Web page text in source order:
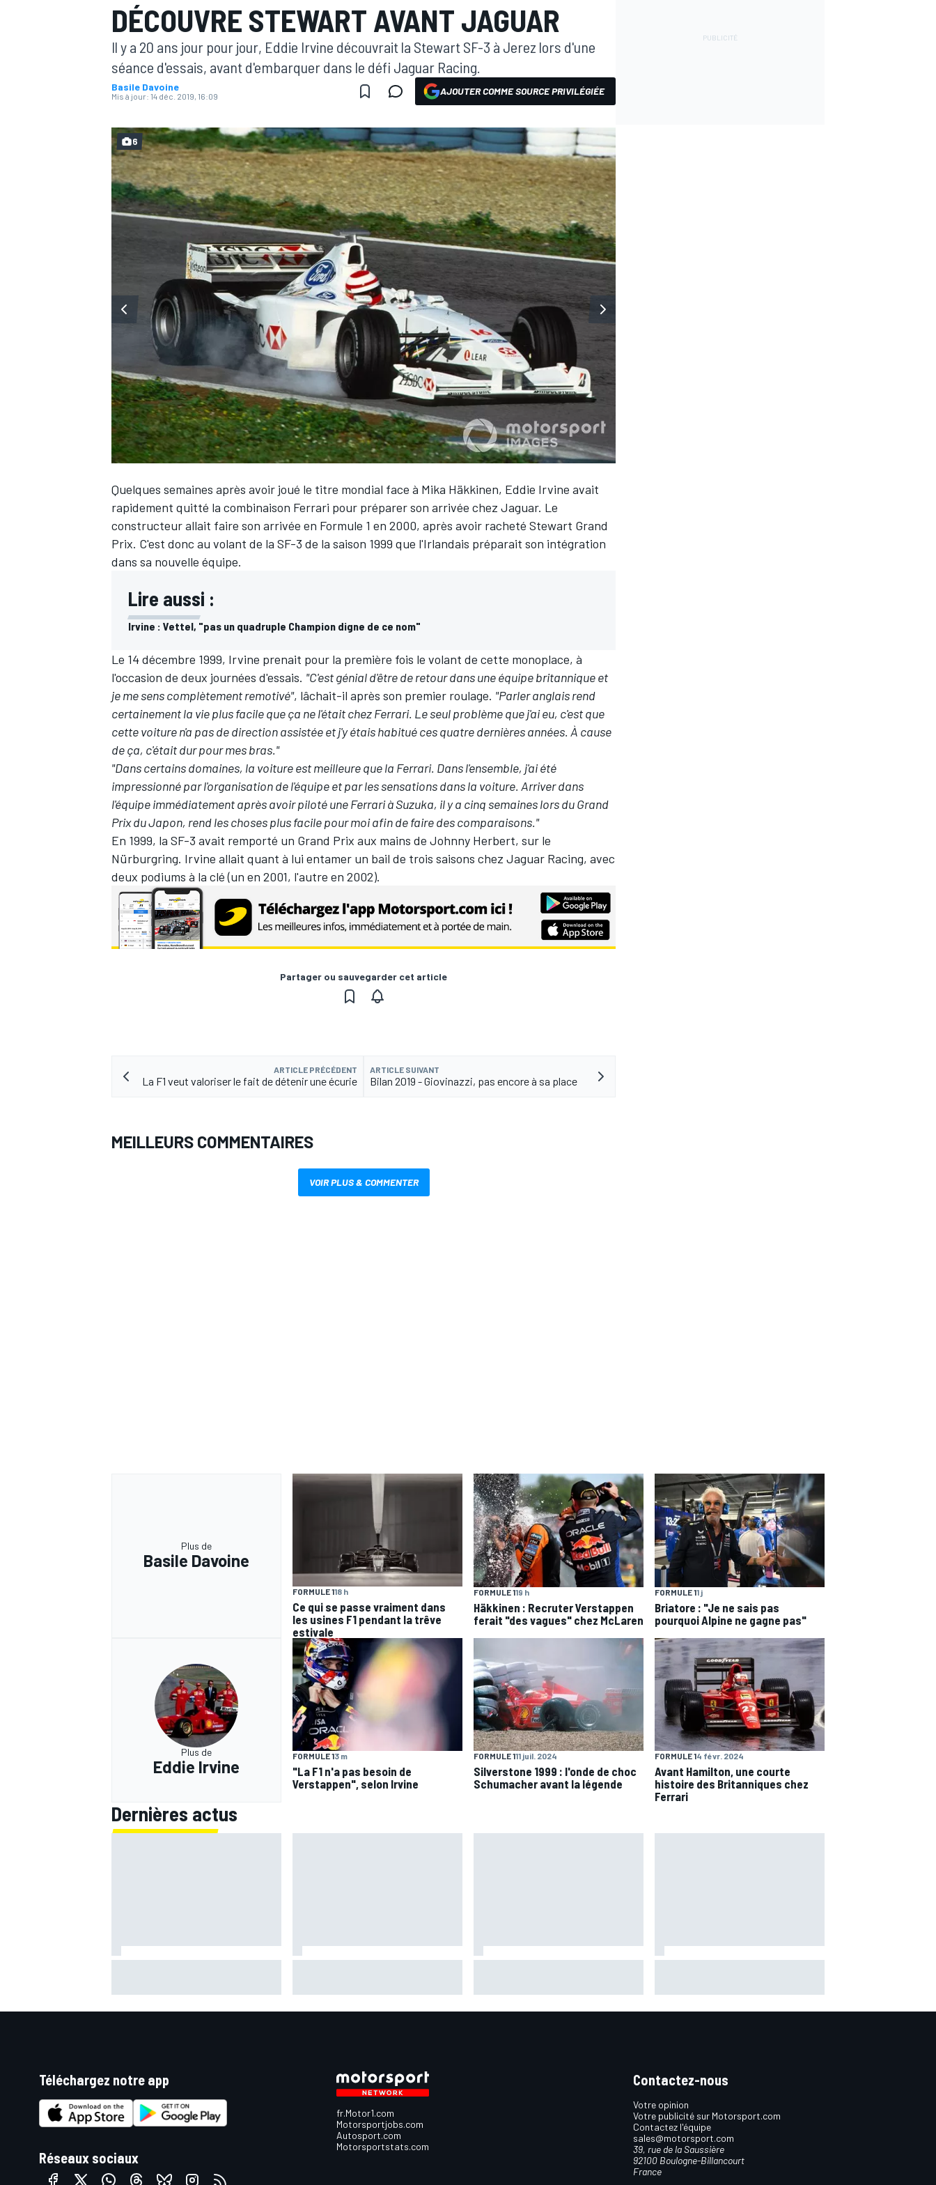
WEC
DÉCOUVRE STEWART AVANT JAGUAR
Il y a 20 ans jour pour jour, Eddie Irvine découvrait la Stewart SF-3 à Jerez lors d'une
séance d'essais, avant d'embarquer dans le défi Jaguar Racing.
Basile Davoine
Mis à jour: 14 déc. 2019, 16:09 AJOUTER COMME SOURCE PRIVILÉGIÉE
6
Quelques semaines après avoir joué le titre mondial face à Mika Häkkinen, Eddie Irvine avait
rapidement quitté la combinaison Ferrari pour préparer son arrivée chez Jaguar. Le
constructeur allait faire son arrivée en Formule 1 en 2000, après avoir racheté Stewart Grand
Prix. C'est donc au volant de la SF-3 de la saison 1999 que l'Irlandais préparait son intégration
dans sa nouvelle équipe.
Lire aussi :
Irvine : Vettel, "pas un quadruple Champion digne de ce nom"
Le 14 décembre 1999, Irvine prenait pour la première fois le volant de cette monoplace, à
l'occasion de deux journées d'essais. "C'est génial d'être de retour dans une équipe britannique et
je me sens complètement remotivé", lâchait-il après son premier roulage. "Parler anglais rend
certainement la vie plus facile que ça ne l'était chez Ferrari. Le seul problème que j'ai eu, c'est que
cette voiture n'a pas de direction assistée et j'y étais habitué ces quatre dernières années. À cause
de ça, c'était dur pour mes bras."
"Dans certains domaines, la voiture est meilleure que la Ferrari. Dans l'ensemble, j'ai été
impressionné par l'organisation de l'équipe et par les sensations dans la voiture. Arriver dans
l'équipe immédiatement après avoir piloté une Ferrari à Suzuka, il y a cinq semaines lors du Grand
Prix du Japon, rend les choses plus facile pour moi afin de faire des comparaisons."
En 1999, la SF-3 avait remporté un Grand Prix aux mains de Johnny Herbert, sur le
Nürburgring. Irvine allait quant à lui entamer un bail de trois saisons chez Jaguar Racing, avec
deux podiums à la clé (un en 2001, l'autre en 2002).
Partager ou sauvegarder cet article
ARTICLE PRÉCÉDENT
La F1 veut valoriser le fait de détenir une écurie
ARTICLE SUIVANT
Bilan 2019 - Giovinazzi, pas encore à sa place
MEILLEURS COMMENTAIRES
VOIR PLUS & COMMENTER
Plus de
Basile Davoine
FORMULE 118 h
Ce qui se passe vraiment dans
les usines F1 pendant la trêve
estivale
FORMULE 119 h
Häkkinen : Recruter Verstappen
ferait "des vagues" chez McLaren
FORMULE 11 j
Briatore : "Je ne sais pas
pourquoi Alpine ne gagne pas"
Plus de
Eddie Irvine
FORMULE 13 m
"La F1 n'a pas besoin de
Verstappen", selon Irvine
FORMULE 111 juil. 2024
Silverstone 1999 : l'onde de choc
Schumacher avant la légende
FORMULE 14 févr. 2024
Avant Hamilton, une courte
histoire des Britanniques chez
Ferrari
Dernières actus
chez Ducati"
podium"
Téléchargez notre app
Réseaux sociaux
fr.Motor1.com
Motorsportjobs.com
Autosport.com
Motorsportstats.com
Contactez-nous
Votre opinion
Votre publicité sur Motorsport.com
Contactez l'équipe
sales@motorsport.com
39, rue de la Saussière
92100 Boulogne-Billancourt
France